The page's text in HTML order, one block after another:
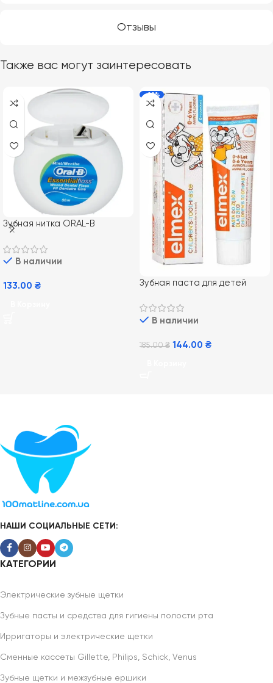
Отзывы
Также вас могут заинтересовать
Зубная нитка ORAL-B
В наличии
133.00 ₴
-22%
Зубная паста для детей
В наличии
185.00₴ 144.00 ₴
НАШИ СОЦИАЛЬНЫЕ СЕТИ:
КАТЕГОРИИ
Электрические зубные щетки
Зубные пасты и средства для гигиены полости рта
Ирригаторы и электрические щетки
Сменные кассеты Gillette, Philips, Schick, Venus
Зубные щетки и межзубные ершики